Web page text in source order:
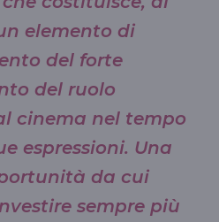
elemento di
del forte
del ruolo
cinema nel tempo
espressioni. Una
da cui
sempre più